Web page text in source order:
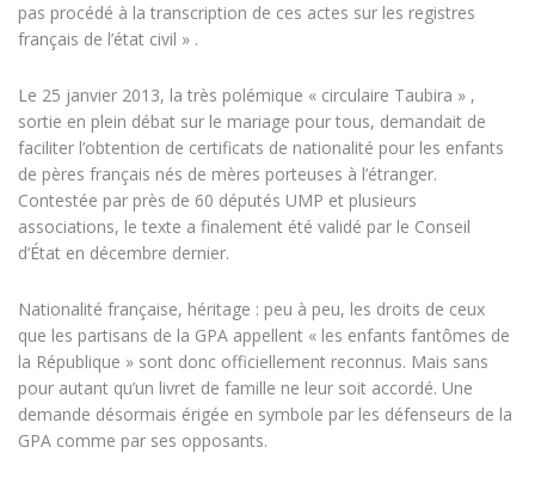
pas procédé à la transcription de ces actes sur les registres
français de l’état civil » .
Le 25 janvier 2013, la très polémique « circulaire Taubira » ,
sortie en plein débat sur le mariage pour tous, demandait de
faciliter l’obtention de certificats de nationalité pour les enfants
de pères français nés de mères porteuses à l’étranger.
Contestée par près de 60 députés UMP et plusieurs
associations, le texte a finalement été validé par le Conseil
d’État en décembre dernier.
Nationalité française, héritage : peu à peu, les droits de ceux
que les partisans de la GPA appellent « les enfants fantômes de
la République » sont donc officiellement reconnus. Mais sans
pour autant qu’un livret de famille ne leur soit accordé. Une
demande désormais érigée en symbole par les défenseurs de la
GPA comme par ses opposants.